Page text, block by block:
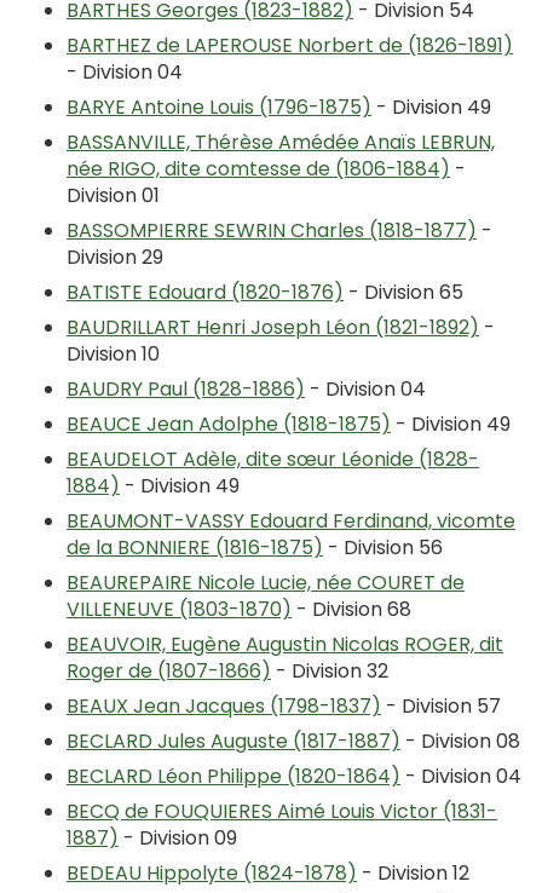
BARTHES Georges (1823-1882) - Division 54
BARTHEZ de LAPEROUSE Norbert de (1826-1891)
- Division 04
BARYE Antoine Louis (1796-1875) - Division 49
BASSANVILLE, Thérèse Amédée Anaïs LEBRUN,
née RIGO, dite comtesse de (1806-1884) -
Division 01
BASSOMPIERRE SEWRIN Charles (1818-1877) -
Division 29
BATISTE Edouard (1820-1876) - Division 65
BAUDRILLART Henri Joseph Léon (1821-1892) -
Division 10
BAUDRY Paul (1828-1886) - Division 04
BEAUCE Jean Adolphe (1818-1875) - Division 49
BEAUDELOT Adèle, dite sœur Léonide (1828-
1884) - Division 49
BEAUMONT-VASSY Edouard Ferdinand, vicomte
de la BONNIERE (1816-1875) - Division 56
BEAUREPAIRE Nicole Lucie, née COURET de
VILLENEUVE (1803-1870) - Division 68
BEAUVOIR, Eugène Augustin Nicolas ROGER, dit
Roger de (1807-1866) - Division 32
BEAUX Jean Jacques (1798-1837) - Division 57
BECLARD Jules Auguste (1817-1887) - Division 08
BECLARD Léon Philippe (1820-1864) - Division 04
BECQ de FOUQUIERES Aimé Louis Victor (1831-
1887) - Division 09
BEDEAU Hippolyte (1824-1878) - Division 12